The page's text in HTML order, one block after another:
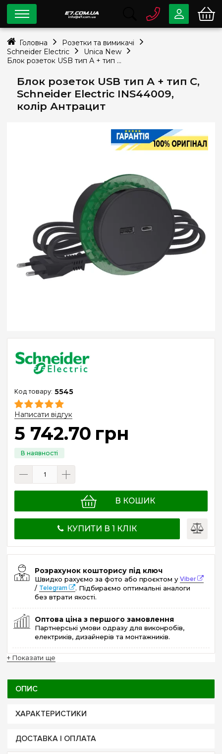
Блок розеток USB тип А + тип С,
Schneider Electric INS44009,
колір Антрацит
5545
Написати відгук
5 742.70 грн
В КОШИК
КУПИТИ В 1 КЛІК
Розрахунок кошторису під ключ
Швидко рахуємо за фото або проєктом уViber
/ Telegram
. Підбираємо оптимальні аналоги
без втрати якості.
Оптова ціна з першого замовлення
Партнерські умови одразу для виконробів,
електриків, дизайнерів та монтажників.
+ Показати ще
ОПИС
ХАРАКТЕРИСТИКИ
ДОСТАВКА І ОПЛАТА
0 80033-63-07
info@e7.com.ua
Viber Telegram
Головна
Розетки та вимикачі
Schneider Electric
Unica New
Блок розеток USB тип А + тип С, Schneider Electric INS44009, колір Антрацит